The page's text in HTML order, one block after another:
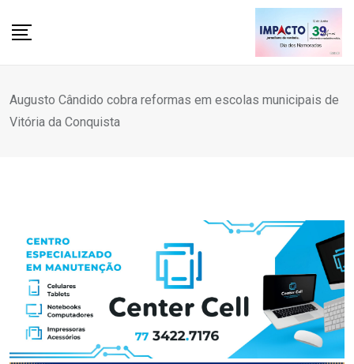
Augusto Cândido cobra reformas em escolas municipais de
Vitória da Conquista